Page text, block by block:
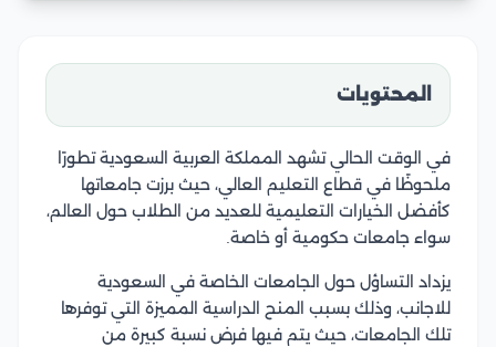
المحتويات
في الوقت الحالي تشهد المملكة العربية السعودية تطورًا
ملحوظًا في قطاع التعليم العالي، حيث برزت جامعاتها
كأفضل الخيارات التعليمية للعديد من الطلاب حول العالم،
سواء جامعات حكومية أو خاصة.
يزداد التساؤل حول الجامعات الخاصة في السعودية
للاجانب، وذلك بسبب المنح الدراسية المميزة التي توفرها
تلك الجامعات، حيث يتم فيها فرض نسبة كبيرة من